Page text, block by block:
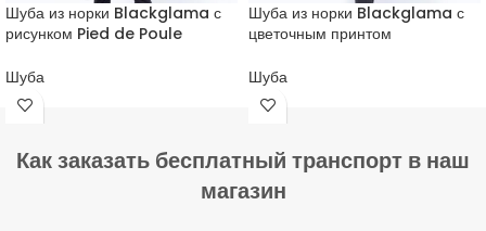
Шуба из норки Blackglama с
рисунком Pied de Poule
Шуба
Шуба из норки Blackglama с
цветочным принтом
Шуба
Как заказать бесплатный транспорт в наш
магазин